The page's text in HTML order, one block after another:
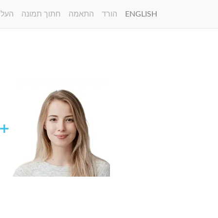
חתוך תמונה התאמה הורד ENGLISH